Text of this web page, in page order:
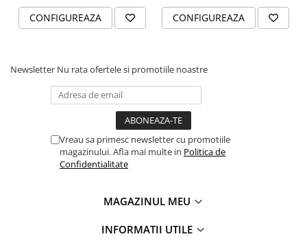
TRICOURI PERSONALIZATE
TRICOURI MĂRCI AUTO
TRICOURI BMW
TRICOURI FORD
TRICOURI MERCEDES
TRICOURI OPEL
TRICOURI PEUGEOT
CONFIGUREAZA CONFIGUREAZA
Newsletter Nu rata ofertele si promotiile noastre
Vreau sa primesc newsletter cu promotiile
magazinului. Afla mai multe in Politica de
Confidentialitate
MAGAZINUL MEU
INFORMATII UTILE